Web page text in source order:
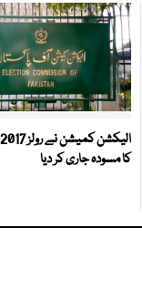
کا مسودہ جاری کر دیا